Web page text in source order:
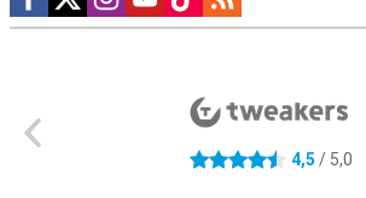
4.5 sterren 4,5 / 5,0